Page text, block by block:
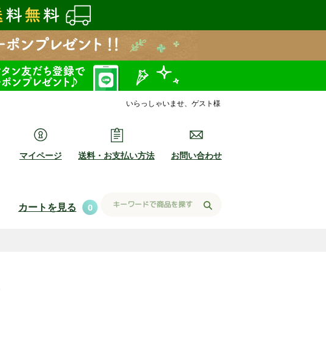
いらっしゃいませ、ゲスト様
マイページ 送料・お支払い方法 お問い合わせ
カートを見る 0